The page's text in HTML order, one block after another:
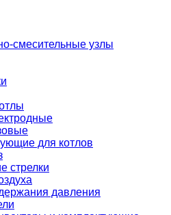
смесительные узлы
для котлов
стрелки
давления